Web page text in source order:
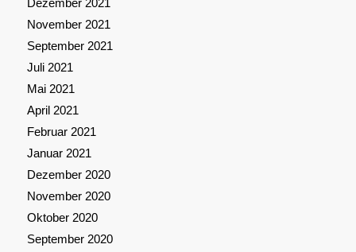
November 2021
September 2021
Juli 2021
Mai 2021
April 2021
Februar 2021
Januar 2021
Dezember 2020
November 2020
Oktober 2020
September 2020